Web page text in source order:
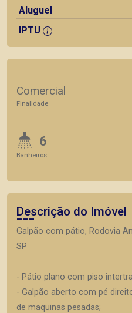
Aluguel
IPTU
Comercial
Finalidade
6
Banheiros
Descrição do Imóvel
Galpão com pátio, Rodovia
SP
- Pátio plano com piso
- Galpão aberto com pé
de maquinas pesadas;